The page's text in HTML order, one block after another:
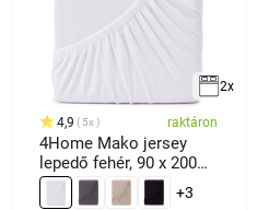
2x
4,9 5x raktáron
4Home Mako jersey
lepedő fehér, 90 x 200
cm
+3